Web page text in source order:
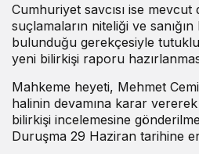
Cumhuriyet savcısı ise
suçlamaların niteliği ve
bulunduğu gerekçesiyle
yeni bilirkişi raporu
Mahkeme heyeti, Mehmet
halinin devamına karar
bilirkişi incelemesine
Duruşma 29 Haziran tarihine